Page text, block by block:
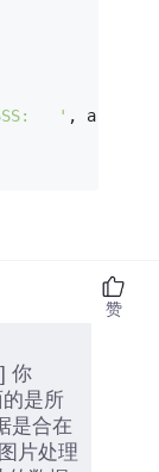
' ,
你
是所
是合在
片处理
赞